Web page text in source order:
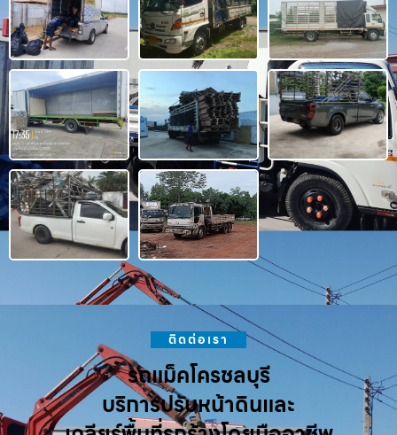
ติดต่อเรา
รถแม็คโครชลบุรี
บริการปรับหน้าดินและ